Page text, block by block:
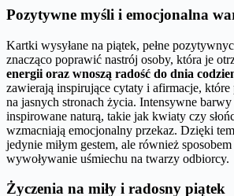
Pozytywne myśli i emocjonalna
Kartki wysyłane na piątek, pełne
znacząco poprawić nastrój osoby, która je
energii oraz wnoszą radość do dnia
zawierają inspirujące cytaty i afirmacje, które
na jasnych stronach życia. Intensywne
inspirowane naturą, takie jak kwiaty czy
wzmacniają emocjonalny przekaz. Dzięki
jedynie miłym gestem, ale również
wywoływanie uśmiechu na twarzy odbiorcy.
Życzenia na miły i radosny piątek